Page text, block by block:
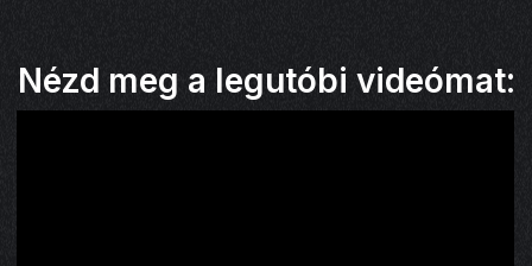
Nézd meg a legutóbi videómat: